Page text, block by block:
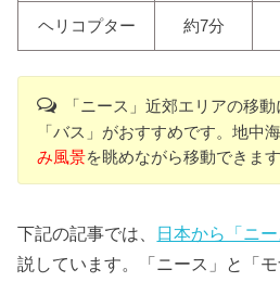
ヘリコプター 約7分
「ニース」近郊エリアの移
「バス」 がおすすめです。地中
み風景を眺めながら移動できます
下記の記事では、 日本から「ニ
説しています。「ニース」と「